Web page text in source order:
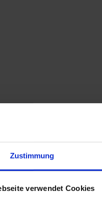
Zustimmung
verwendet Cookies